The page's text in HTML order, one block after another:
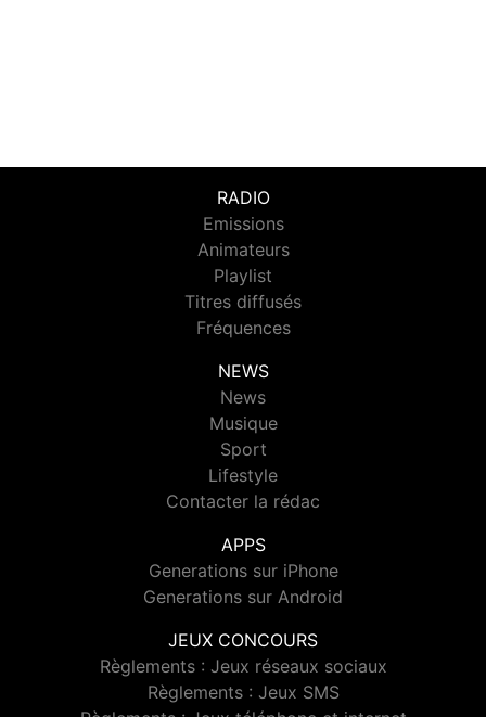
RADIO
Emissions
Animateurs
Playlist
Titres diffusés
Fréquences
NEWS
News
Musique
Sport
Lifestyle
Contacter la rédac
APPS
Generations sur iPhone
Generations sur Android
JEUX CONCOURS
Règlements : Jeux réseaux sociaux
Règlements : Jeux SMS